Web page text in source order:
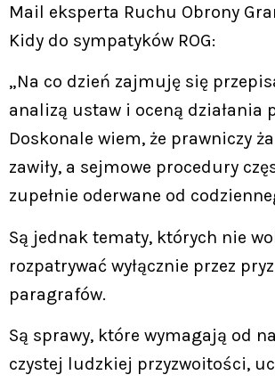
Mail eksperta Ruchu Obrony
Kidy do sympatyków ROG:
„Na co dzień zajmuję się
analizą ustaw i oceną działania
Doskonale wiem, że prawniczy
zawiły, a sejmowe procedury
zupełnie oderwane od
Są jednak tematy, których nie
rozpatrywać wyłącznie przez
paragrafów.
Są sprawy, które wymagają od
czystej ludzkiej przyzwoitości,